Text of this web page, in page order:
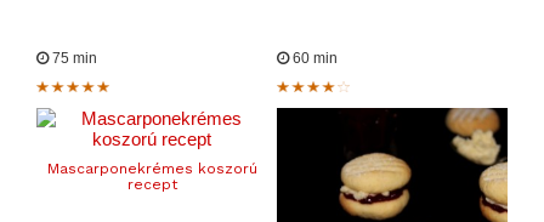
75 min
Mascarponekrémes koszorú
recept
60 min